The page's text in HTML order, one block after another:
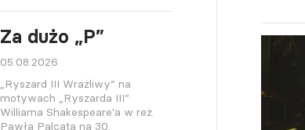
Za dużo „P”
05.08.2026
„Ryszard III Wrażliwy” na
motywach „Ryszarda III”
Williama Shakespeare'a w reż.
Pawła Palcata na 30.